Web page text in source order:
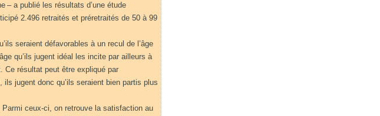
– a publié les résultats d’une étude
2.496 retraités et préretraités de 50 à 99
seraient défavorables à un recul de l’âge
qu’ils jugent idéal les incite par ailleurs à
Ce résultat peut être expliqué par
ils jugent donc qu’ils seraient bien partis plus
ceux-ci, on retrouve la satisfaction au